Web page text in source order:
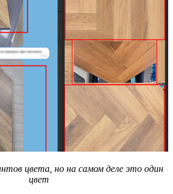
цвета, но на самом деле это один
цвет